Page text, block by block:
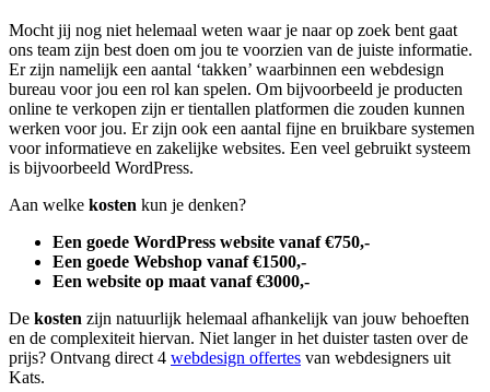
Mocht jij nog niet helemaal weten waar je naar op zoek bent gaat
ons team zijn best doen om jou te voorzien van de juiste informatie.
Er zijn namelijk een aantal ‘takken’ waarbinnen een webdesign
bureau voor jou een rol kan spelen. Om bijvoorbeeld je producten
online te verkopen zijn er tientallen platformen die zouden kunnen
werken voor jou. Er zijn ook een aantal fijne en bruikbare systemen
voor informatieve en zakelijke websites. Een veel gebruikt systeem
is bijvoorbeeld WordPress.
Aan welke kosten kun je denken?
Een goede WordPress website vanaf €750,-
Een goede Webshop vanaf €1500,-
Een website op maat vanaf €3000,-
De kosten zijn natuurlijk helemaal afhankelijk van jouw behoeften
en de complexiteit hiervan. Niet langer in het duister tasten over de
prijs? Ontvang direct 4 webdesign offertes van webdesigners uit
Kats.